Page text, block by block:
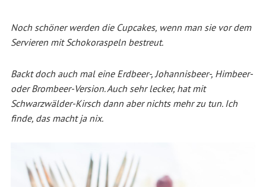
Noch schöner werden die Cupcakes, wenn man sie vor dem
Servieren mit Schokoraspeln bestreut.
Backt doch auch mal eine Erdbeer-, Johannisbeer-, Himbeer-
oder Brombeer-Version. Auch sehr lecker, hat mit
Schwarzwälder-Kirsch dann aber nichts mehr zu tun. Ich
finde, das macht ja nix.